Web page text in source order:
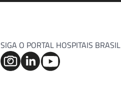
SIGA O PORTAL HOSPITAIS BRASIL